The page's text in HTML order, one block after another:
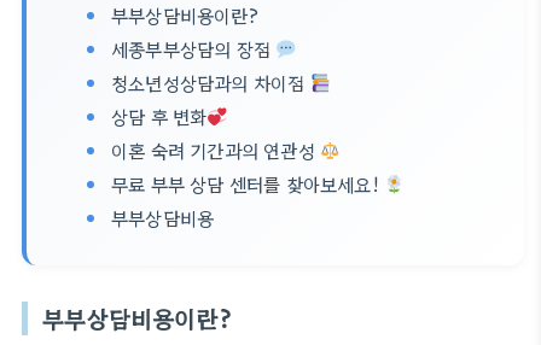
부부상담비용이란?
세종부부상담의 장점
청소년성상담과의 차이점
상담 후 변화
이혼 숙려 기간과의 연관성
무료 부부 상담 센터를 찾아보세요!
부부상담비용
부부상담비용이란?